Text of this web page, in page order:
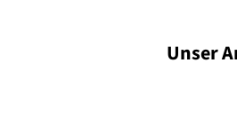
Unser